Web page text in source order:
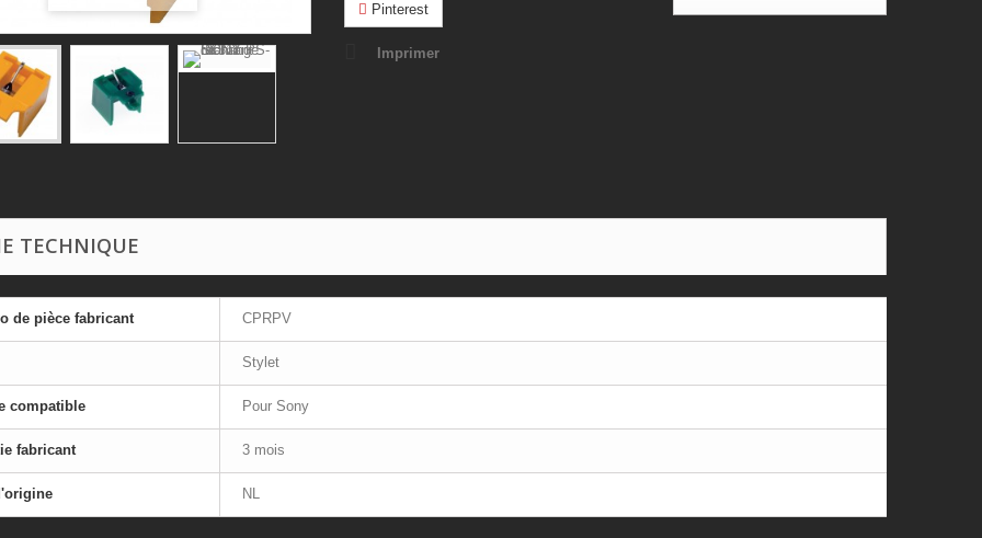
Pinterest
Imprimer
TECHNIQUE
de pièce fabricant CPRPV
Stylet
compatible Pour Sony
fabricant 3 mois
NL